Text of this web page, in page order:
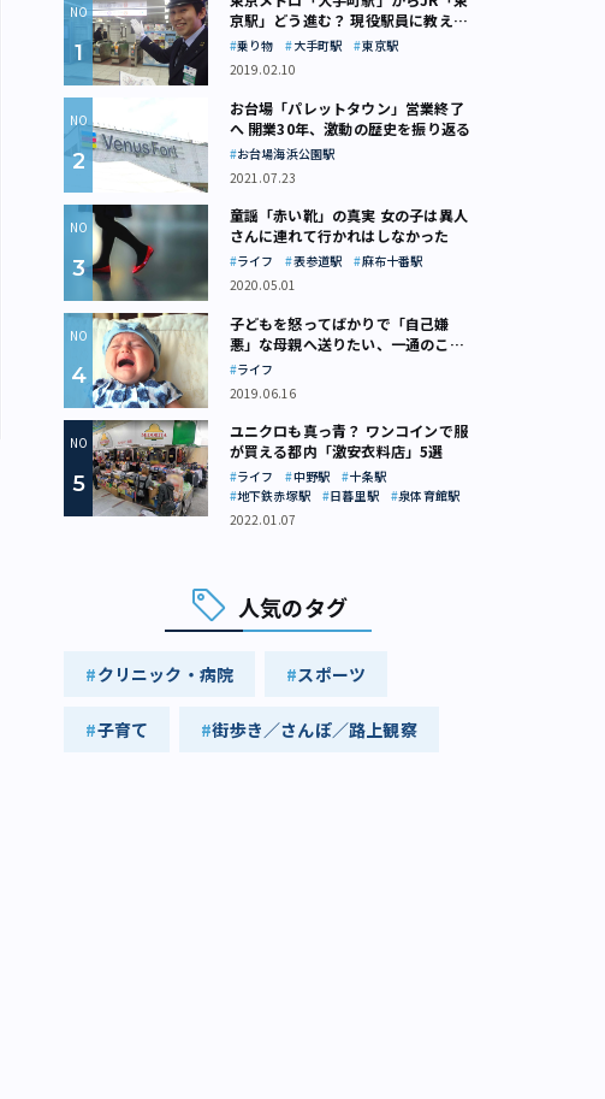
京駅」どう進む？ 現役駅員に教えて
もらいました
乗り物 大手町駅
東京駅
2019.02.10
お台場「パレットタウン」営業終了
へ 開業30年、激動の歴史を振り返る
お台場海浜公園駅
2021.07.23
童謡「赤い靴」の真実 女の子は異人
さんに連れて行かれはしなかった
ライフ 表参道駅
麻布十番駅
2020.05.01
子どもを怒ってばかりで「自己嫌
悪」な母親へ送りたい、一通のここ
ろの処方箋
ライフ
2019.06.16
ユニクロも真っ青？ ワンコインで服
が買える都内「激安衣料店」5選
ライフ 中野駅
十条駅
地下鉄赤塚駅
日暮里駅
泉体育館駅
2022.01.07
人気のタグ
クリニック・病院 スポーツ
子育て 街歩き／さんぽ／路上観察